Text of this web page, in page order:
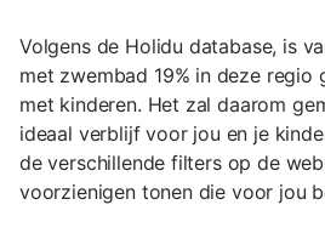
Volgens de Holidu database, is
met zwembad 19% in deze regio
met kinderen. Het zal daarom
ideaal verblijf voor jou en je
de verschillende filters op de
voorzienigen tonen die voor jou